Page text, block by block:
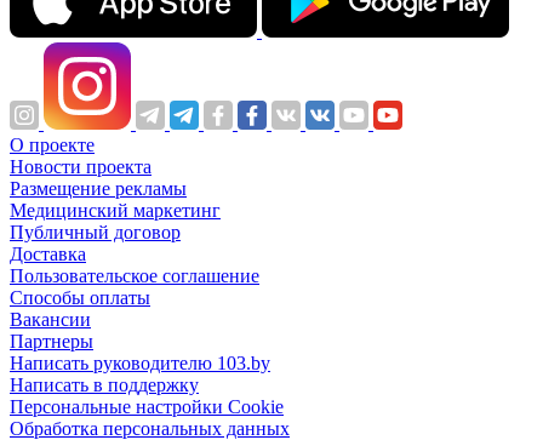
О проекте
Новости проекта
Размещение рекламы
Медицинский маркетинг
Публичный договор
Доставка
Пользовательское соглашение
Способы оплаты
Вакансии
Партнеры
Написать руководителю 103.by
Написать в поддержку
Персональные настройки Cookie
Обработка персональных данных